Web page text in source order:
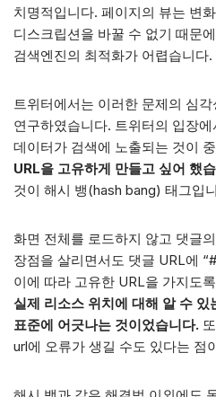
치명적입니다. 페이지의 뷰는 변
디스크립션을 바꿀 수 없기 때문
검색엔진의 최적화가 어렵습니다.
트위터에서는 이러한 문제의 심
연구하였습니다. 트위터의 입장
데이터가 검색에 노출되는 것이
URL을 고유하게 만들고 싶어 했
것이 해시 뱅(hash bang) 태그입
화면 전체를 로드하지 않고 댓글
장점을 살리면서도 댓글 URL에
이에 따라 고유한 URL을 가지도
실제 리소스 위치에 대해 알 수
표준에 어긋나는 것이었습니다.
url에 오류가 생길 수도 있다는 점